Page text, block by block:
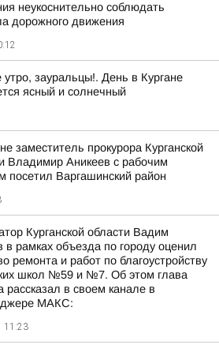
неукоснительно соблюдать
дорожного движения
утро, зауральцы!. День в Кургане
ясный и солнечный
заместитель прокурора Курганской
Владимир Аникеев с рабочим
посетил Варгашинский район
Курганской области Вадим
в рамках объезда по городу оценил
ремонта и работ по благоустройству
школ №59 и №7. Об этом глава
рассказал в своем канале в
МАКС:
11:23